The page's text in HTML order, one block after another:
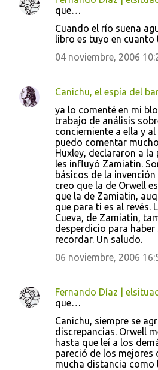
que…
Cuando el río suena
libro es tuyo en cuanto
04 noviembre, 2006
Canichu, el espía del
ya lo comenté en mi
trabajo de análisis
concierniente a ella y
puedo comentar
Huxley, declararon a la
les influyó Zamiatin.
básicos de la
creo que la de Orwell
que la de Zamiatin,
que para ti es al revés.
Cueva, de Zamiatin,
desperdicio para haber
recordar. Un saludo.
06 noviembre, 2006
Fernando Díaz |
que…
Canichu, siempre se
discrepancias. Orwell
hasta que leí a los
pareció de los mejores
mucha distancia como